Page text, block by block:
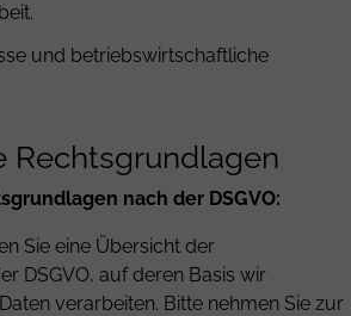
und betriebswirtschaftliche
Rechtsgrundlagen
nach der DSGVO:
Sie eine Übersicht der
DSGVO, auf deren Basis wir
verarbeiten. Bitte nehmen Sie zur